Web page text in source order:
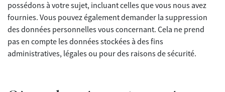
possédons à votre sujet, incluant celles que vous nous avez
fournies. Vous pouvez également demander la suppression
des données personnelles vous concernant. Cela ne prend
pas en compte les données stockées à des fins
administratives, légales ou pour des raisons de sécurité.